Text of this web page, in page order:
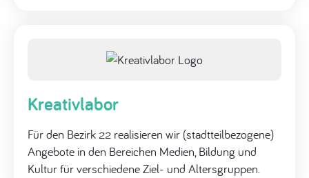
Kreativlabor
Für den Bezirk 22 realisieren wir (stadtteilbezogene)
Angebote in den Bereichen Medien, Bildung und
Kultur für verschiedene Ziel- und Altersgruppen.